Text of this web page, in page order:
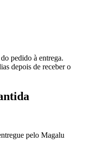
pedido à entrega.
depois de receber o
pelo Magalu